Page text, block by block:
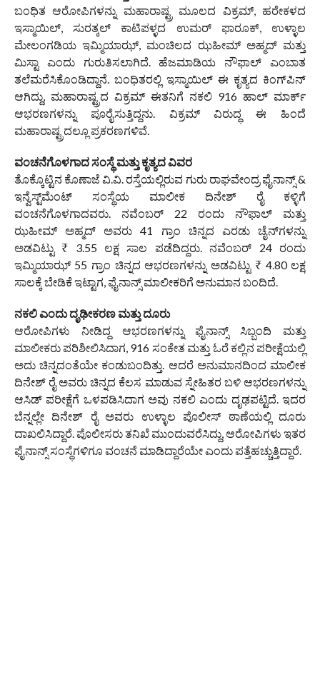
ಬಂಧಿತ ಆರೋಪಿಗಳನ್ನು ಮಹಾರಾಷ್ಟ್ರ ಮೂಲದ ವಿಕ್ರಮ್, ಹರೇಕಳದ
ಇಸ್ಮಾಯಿಲ್, ಸುರತ್ಕಲ್ ಕಾಟಿಪಳ್ಳದ ಉಮರ್ ಫಾರೂಕ್, ಉಳ್ಳಾಲ
ಮೇಲಂಗಡಿಯ ಇಮ್ಮಿಯಾಝ್, ಮಂಚಿಲದ ಝಹೀಮ್ ಅಹ್ಮದ್ ಮತ್ತು
ಮಿಸ್ಟಾ ಎಂದು ಗುರುತಿಸಲಾಗಿದೆ. ಹೆಜಮಾಡಿಯ ನೌಫಾಲ್ ಎಂಬಾತ
ತಲೆಮರೆಸಿಕೊಂಡಿದ್ದಾನೆ. ಬಂಧಿತರಲ್ಲಿ ಇಸ್ಮಾಯಿಲ್ ಈ ಕೃತ್ಯದ ಕಿಂಗ್‌ಪಿನ್
ಆಗಿದ್ದು, ಮಹಾರಾಷ್ಟ್ರದ ವಿಕ್ರಮ್‌ ಈತನಿಗೆ ನಕಲಿ 916 ಹಾಲ್ ಮಾರ್ಕ್
ಆಭರಣಗಳನ್ನು ಪೂರೈಸುತ್ತಿದ್ದನು. ವಿಕ್ರಮ್ ವಿರುದ್ಧ ಈ ಹಿಂದೆ
ಮಹಾರಾಷ್ಟ್ರದಲ್ಲೂ ಪ್ರಕರಣಗಳಿವೆ.
ವಂಚನೆಗೊಳಗಾದ ಸಂಸ್ಥೆ ಮತ್ತು ಕೃತ್ಯದ ವಿವರ
ತೊಕ್ಕೊಟ್ಟಿನ ಕೊಣಾಜೆ ವಿ.ವಿ. ರಸ್ತೆಯಲ್ಲಿರುವ ಗುರು ರಾಘವೇಂದ್ರ ಫೈನಾನ್ಸ್ &
ಇನ್ವೆಸ್ಟ್‌ಮೆಂಟ್ ಸಂಸ್ಥೆಯ ಮಾಲೀಕ ದಿನೇಶ್ ರೈ ಕಳ್ಳಿಗೆ
ವಂಚನೆಗೊಳಗಾದವರು. ನವೆಂಬರ್ 22 ರಂದು ನೌಫಾಲ್ ಮತ್ತು
ಝಹೀಮ್ ಅಹ್ಮದ್ ಅವರು 41 ಗ್ರಾಂ ಚಿನ್ನದ ಎರಡು ಚೈನ್‌ಗಳನ್ನು
ಅಡವಿಟ್ಟು ₹ 3.55 ಲಕ್ಷ ಸಾಲ ಪಡೆದಿದ್ದರು. ನವೆಂಬರ್ 24 ರಂದು
ಇಮ್ಮಿಯಾಝ್ 55 ಗ್ರಾಂ ಚಿನ್ನದ ಆಭರಣಗಳನ್ನು ಅಡವಿಟ್ಟು ₹ 4.80 ಲಕ್ಷ
ಸಾಲಕ್ಕೆ ಬೇಡಿಕೆ ಇಟ್ಟಾಗ, ಫೈನಾನ್ಸ್ ಮಾಲೀಕರಿಗೆ ಅನುಮಾನ ಬಂದಿದೆ.
ನಕಲಿ ಎಂದು ದೃಢೀಕರಣ ಮತ್ತು ದೂರು
ಆರೋಪಿಗಳು ನೀಡಿದ್ದ ಆಭರಣಗಳನ್ನು ಫೈನಾನ್ಸ್ ಸಿಬ್ಬಂದಿ ಮತ್ತು
ಮಾಲೀಕರು ಪರಿಶೀಲಿಸಿದಾಗ, 916 ಸಂಕೇತ ಮತ್ತು ಓರೆ ಕಲ್ಲಿನ ಪರೀಕ್ಷೆಯಲ್ಲಿ
ಅದು ಚಿನ್ನದಂತೆಯೇ ಕಂಡುಬಂದಿತ್ತು. ಆದರೆ ಅನುಮಾನದಿಂದ ಮಾಲೀಕ
ದಿನೇಶ್ ರೈ ಅವರು ಚಿನ್ನದ ಕೆಲಸ ಮಾಡುವ ಸ್ನೇಹಿತರ ಬಳಿ ಆಭರಣಗಳನ್ನು
ಆಸಿಡ್ ಪರೀಕ್ಷೆಗೆ ಒಳಪಡಿಸಿದಾಗ ಅವು ನಕಲಿ ಎಂದು ದೃಢಪಟ್ಟಿದೆ. ಇದರ
ಬೆನ್ನಲ್ಲೇ ದಿನೇಶ್ ರೈ ಅವರು ಉಳ್ಳಾಲ ಪೊಲೀಸ್ ಠಾಣೆಯಲ್ಲಿ ದೂರು
ದಾಖಲಿಸಿದ್ದಾರೆ. ಪೊಲೀಸರು ತನಿಖೆ ಮುಂದುವರೆಸಿದ್ದು, ಆರೋಪಿಗಳು ಇತರ
ಫೈನಾನ್ಸ್ ಸಂಸ್ಥೆಗಳಿಗೂ ವಂಚನೆ ಮಾಡಿದ್ದಾರೆಯೇ ಎಂದು ಪತ್ತೆಹಚ್ಚುತ್ತಿದ್ದಾರೆ.